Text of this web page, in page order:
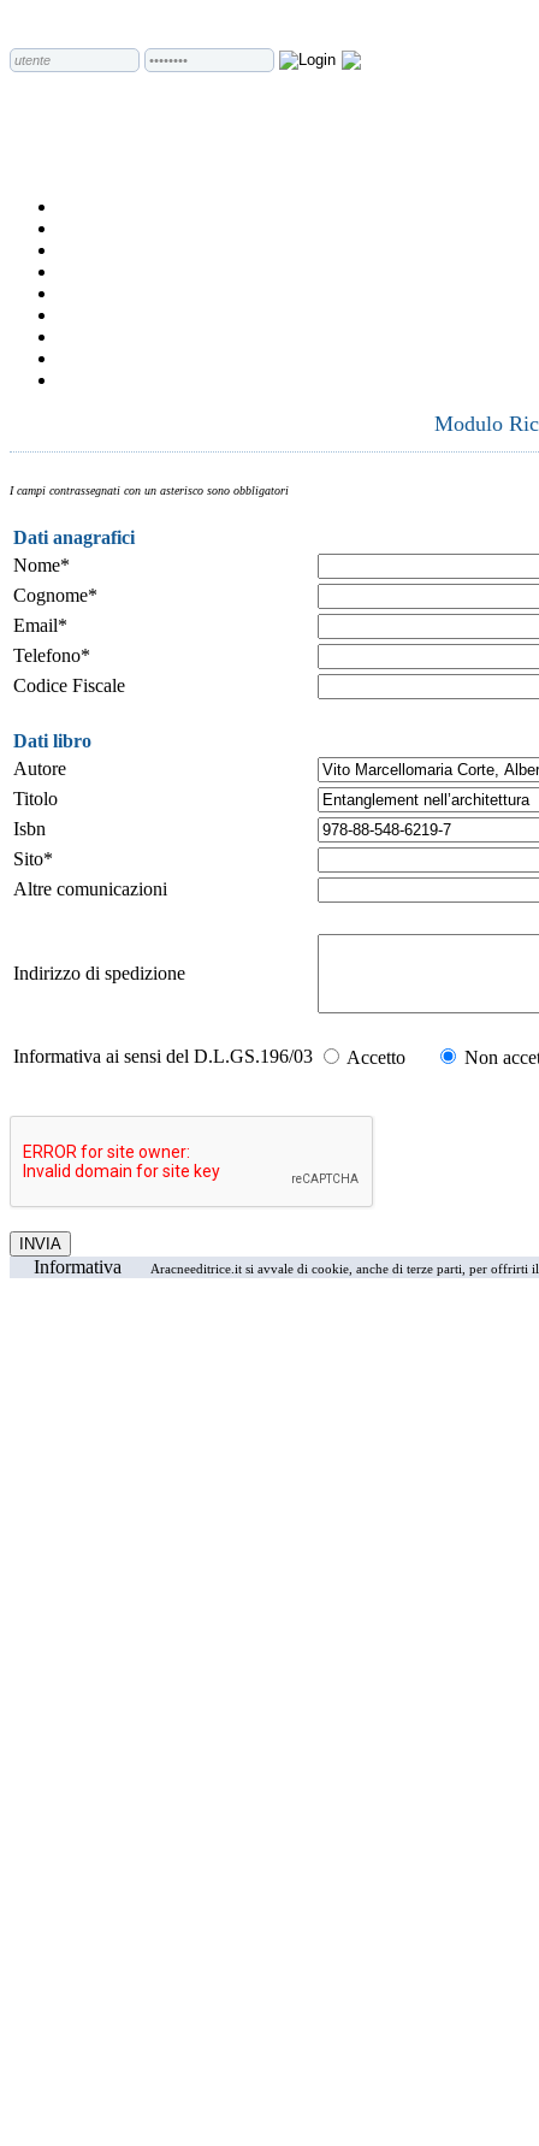
Modulo
I campi contrassegnati con un asterisco sono obbligatori
Dati anagrafici
Nome*
Cognome*
Email*
Telefono*
Codice Fiscale
Dati libro
Autore
Titolo
Isbn
Sito*
Altre comunicazioni
Indirizzo di spedizione
Informativa ai sensi del D.L.GS.196/03 Accetto Non
Informativa Aracneeditrice.it si avvale di cookie, anche di terze parti, per